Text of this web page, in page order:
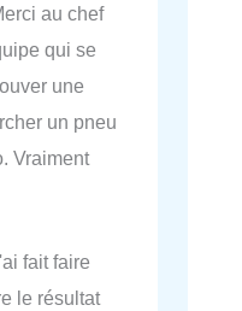
au chef
qui se
une
un pneu
Vraiment
fait faire
le résultat